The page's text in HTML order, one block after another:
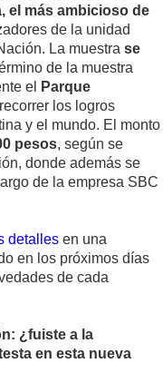
el más ambicioso de
de la unidad
La muestra se
de la muestra
el
Parque
los logros
y el mundo. El monto
pesos, según se
donde además se
de la empresa SBC
detalles en una
en los próximos días
de cada
¿fuiste a la
en esta nueva